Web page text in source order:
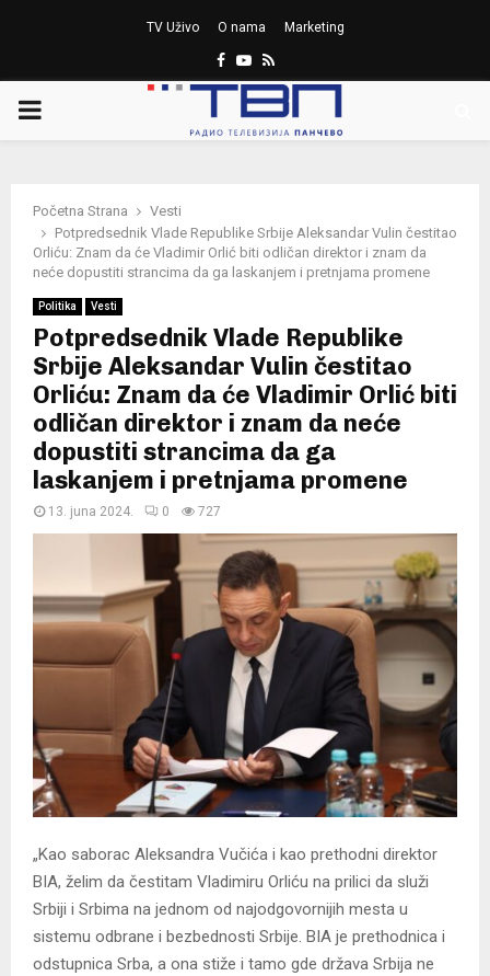
TV Uživo O nama Marketing
Facebook
Youtube
Rss
PRIMARY
Početna Strana
Vesti
Potpredsednik Vlade Republike Srbije Aleksandar Vulin čestitao
Orliću: Znam da će Vladimir Orlić biti odličan direktor i znam da
neće dopustiti strancima da ga laskanjem i pretnjama promene
Politika Vesti
Potpredsednik Vlade Republike
Srbije Aleksandar Vulin čestitao
Orliću: Znam da će Vladimir Orlić biti
odličan direktor i znam da neće
dopustiti strancima da ga
laskanjem i pretnjama promene
13. juna 2024. 0 727
„Kao saborac Aleksandra Vučića i kao prethodni direktor
BIA, želim da čestitam Vladimiru Orliću na prilici da služi
Srbiji i Srbima na jednom od najodgovornijih mesta u
sistemu odbrane i bezbednosti Srbije. BIA je prethodnica i
odstupnica Srba, a ona stiže i tamo gde država Srbija ne